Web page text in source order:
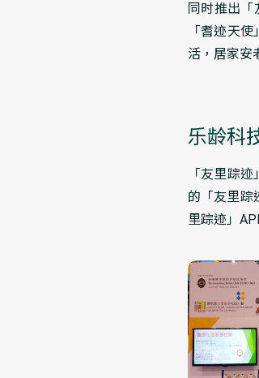
同时推出
「耆迹天
活，居家安
乐龄科
「友里踪
的「友里踪
里踪迹」